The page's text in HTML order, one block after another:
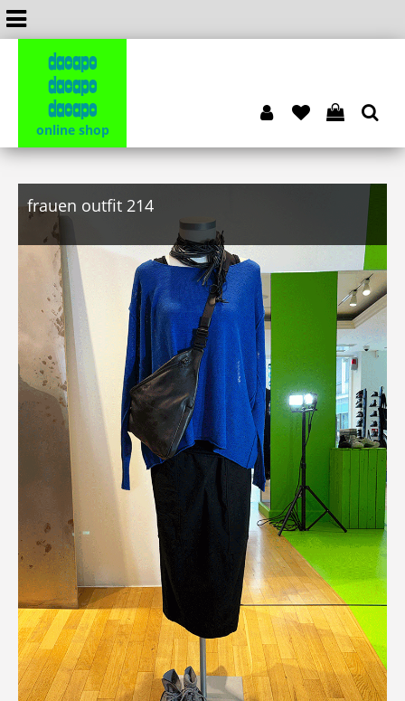
dacapo
dacapo
dacapo
online shop
frauen outfit 214